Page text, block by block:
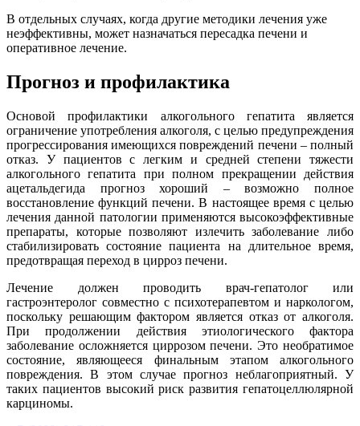
В отдельных случаях, когда другие методики лечения уже
неэффективны, может назначаться пересадка печени и
оперативное лечение.
Прогноз и профилактика
Основой профилактики алкогольного гепатита является
ограничение употребления алкоголя, с целью предупреждения
прогрессирования имеющихся повреждений печени – полный
отказ. У пациентов с легким и средней степени тяжести
алкогольного гепатита при полном прекращении действия
ацетальдегида прогноз хороший – возможно полное
восстановление функций печени. В настоящее время с целью
лечения данной патологии применяются высокоэффективные
препараты, которые позволяют излечить заболевание либо
стабилизировать состояние пациента на длительное время,
предотвращая переход в цирроз печени.
Лечение должен проводить врач-гепатолог или
гастроэнтеролог совместно с психотерапевтом и наркологом,
поскольку решающим фактором является отказ от алкоголя.
При продолжении действия этиологического фактора
заболевание осложняется циррозом печени. Это необратимое
состояние, являющееся финальным этапом алкогольного
повреждения. В этом случае прогноз неблагоприятный. У
таких пациентов высокий риск развития гепатоцеллюлярной
карциномы.